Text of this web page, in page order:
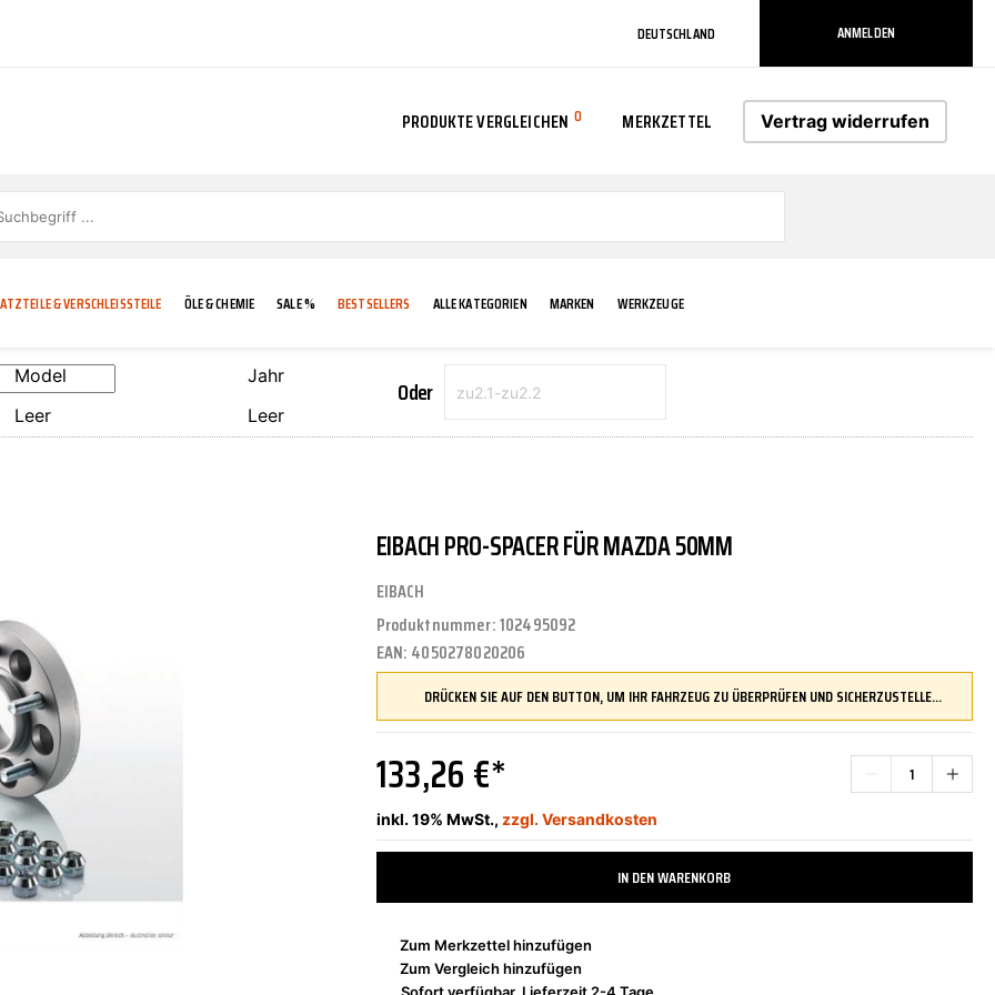
DEUTSCHLAND ANMELDEN
PRODUKTE VERGLEICHEN 0 MERKZETTEL Vertrag widerrufen
& VERSCHLEISSTEILE ÖLE & CHEMIE SALE % BESTSELLERS ALLE KATEGORIEN MARKEN WERKZEUGE
KÜHLERGRILL
VERBREITERUNG
TRITTBRETTER
CARCARE ELEKTRIK
KLIMAANLAGE
LENKUNG MOTORTEILE
FROSTSCHUTZ TECHNIK & WARTUNG
REINIGUNGS-/PFLEGEMITTEL
ADDINOL AS-PL
DR.WACK
LIQUI MOLY MANN FILTER
Model
Leer
Jahr
Leer
Oder
EIBACH PRO-SPACER FÜR MAZDA 50MM
EIBACH
Produktnummer:102495092
EAN: 4050278020206
DRÜCKEN SIE AUF DEN BUTTON, UM IHR FAHRZEUG ZU ÜBERPRÜFEN UND SICHERZUSTELLEN, DASS DIESES TEIL KOMPATIBEL IST, BEVOR SIE ES BESTELLEN
133,26 €*
inkl. 19% MwSt., zzgl. Versandkosten
IN DEN WARENKORB
Zum Merkzettel hinzufügen
Zum Vergleich hinzufügen